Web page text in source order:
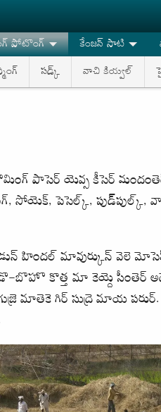
పోటొంగ్
సడ్క్ వాచి కియ్వల్
కేంజన్ సాటి
పాసెర్ యెవ్స కీసెర్
సోయెక్, పెసెల్క్,
హిందల్ మావుర్కున్ వెలె
తోడొ-బొహొ కొత్త మా కెయ్దె
మాతెకె గిర్ సుద్రె మాయ